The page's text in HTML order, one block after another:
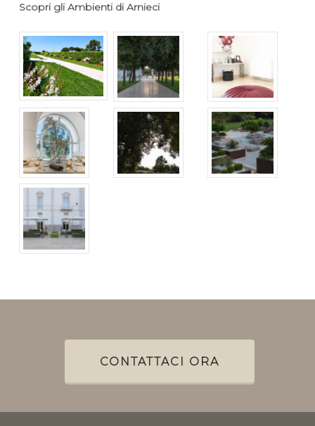
Scopri gli Ambienti di Arnieci
CONTATTACI ORA